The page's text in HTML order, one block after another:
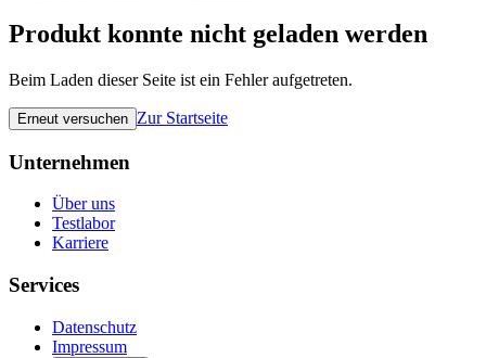
Produkt konnte nicht geladen werden
Beim Laden dieser Seite ist ein Fehler aufgetreten.
Erneut versuchen Zur Startseite
Unternehmen
Über uns
Testlabor
Karriere
Services
Datenschutz
Impressum